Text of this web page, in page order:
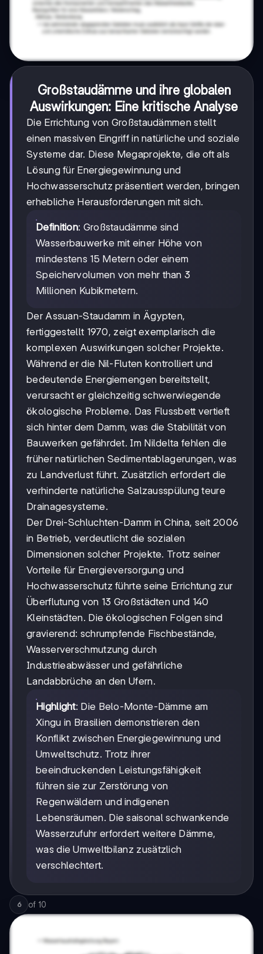
Großstaudämme und ihre globalen
Auswirkungen: Eine kritische Analyse
Die Errichtung von Großstaudämmen stellt
einen massiven Eingriff in natürliche und soziale
Systeme dar. Diese Megaprojekte, die oft als
Lösung für Energiegewinnung und
Hochwasserschutz präsentiert werden, bringen
erhebliche Herausforderungen mit sich.
Definition: Großstaudämme sind
Wasserbauwerke mit einer Höhe von
mindestens 15 Metern oder einem
Speichervolumen von mehr than 3
Millionen Kubikmetern.
Der Assuan-Staudamm in Ägypten,
fertiggestellt 1970, zeigt exemplarisch die
komplexen Auswirkungen solcher Projekte.
Während er die Nil-Fluten kontrolliert und
bedeutende Energiemengen bereitstellt,
verursacht er gleichzeitig schwerwiegende
ökologische Probleme. Das Flussbett vertieft
sich hinter dem Damm, was die Stabilität von
Bauwerken gefährdet. Im Nildelta fehlen die
früher natürlichen Sedimentablagerungen, was
zu Landverlust führt. Zusätzlich erfordert die
verhinderte natürliche Salzausspülung teure
Drainagesysteme.
Der Drei-Schluchten-Damm in China, seit 2006
in Betrieb, verdeutlicht die sozialen
Dimensionen solcher Projekte. Trotz seiner
Vorteile für Energieversorgung und
Hochwasserschutz führte seine Errichtung zur
Überflutung von 13 Großstädten und 140
Kleinstädten. Die ökologischen Folgen sind
gravierend: schrumpfende Fischbestände,
Wasserverschmutzung durch
Industrieabwässer und gefährliche
Landabbrüche an den Ufern.
Highlight: Die Belo-Monte-Dämme am
Xingu in Brasilien demonstrieren den
Konflikt zwischen Energiegewinnung und
Umweltschutz. Trotz ihrer
beeindruckenden Leistungsfähigkeit
führen sie zur Zerstörung von
Regenwäldern und indigenen
Lebensräumen. Die saisonal schwankende
Wasserzufuhr erfordert weitere Dämme,
was die Umweltbilanz zusätzlich
verschlechtert.
6 of 10